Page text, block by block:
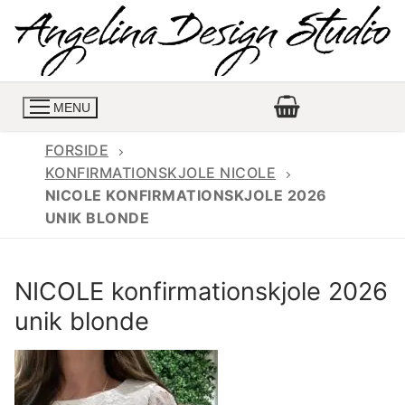
indhold
MENU
Konfirmations buksedragter
Konfirmationskjoler med lange ærmer
Konfirmationskjoler udsalg
Skrædder priser
Jeans priser
Kontakt
FORSIDE
KONFIRMATIONSKJOLE NICOLE
NICOLE KONFIRMATIONSKJOLE 2026
UNIK BLONDE
NICOLE konfirmationskjole 2026
unik blonde